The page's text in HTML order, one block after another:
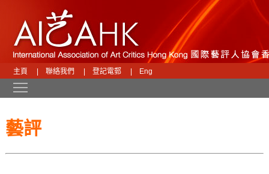
主頁 聯絡我們 登記電郵 Eng
藝評